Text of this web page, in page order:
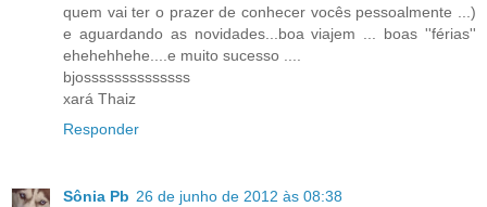
quem vai ter o prazer de conhecer vocês pessoalmente ...)
e aguardando as novidades...boa viajem ... boas ''férias''
ehehehhehe....e muito sucesso ....
bjossssssssssssss
xará Thaiz
Responder
Sônia Pb 26 de junho de 2012 às 08:38